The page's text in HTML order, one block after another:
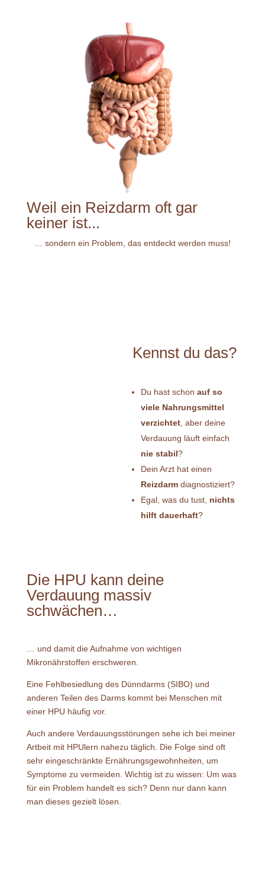
Weil ein Reizdarm oft gar
keiner ist...
… sondern ein Problem, das entdeckt werden muss!
Kennst du das?
Du hast schon auf so
viele Nahrungsmittel
verzichtet, aber deine
Verdauung läuft einfach
nie stabil?
Dein Arzt hat einen
Reizdarmdiagnostiziert?
Egal, was du tust, nichts
hilft dauerhaft?
Die HPU kann deine
Verdauung massiv
schwächen…
… und damit die Aufnahme von wichtigen
Mikronährstoffen erschweren.
Eine Fehlbesiedlung des Dünndarms (SIBO) und
anderen Teilen des Darms kommt bei Menschen mit
einer HPU häufig vor.
Auch andere Verdauungsstörungen sehe ich bei meiner
Artbeit mit HPUlern nahezu täglich. Die Folge sind oft
sehr eingeschränkte Ernährungsgewohnheiten, um
Symptome zu vermeiden. Wichtig ist zu wissen: Um was
für ein Problem handelt es sich? Denn nur dann kann
man dieses gezielt lösen.